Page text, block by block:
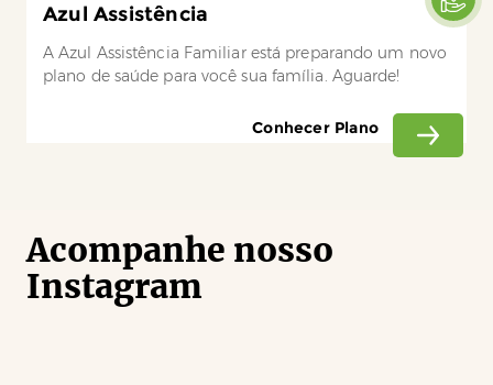
Azul Assistência
A Azul Assistência Familiar está preparando um novo
plano de saúde para você sua família. Aguarde!
Conhecer Plano
Acompanhe nosso
Instagram